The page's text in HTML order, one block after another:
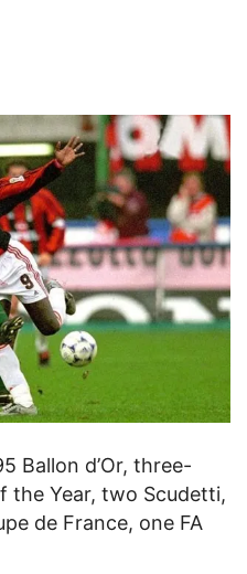
Ballon d’Or, three-
the Year, two Scudetti,
de France, one FA